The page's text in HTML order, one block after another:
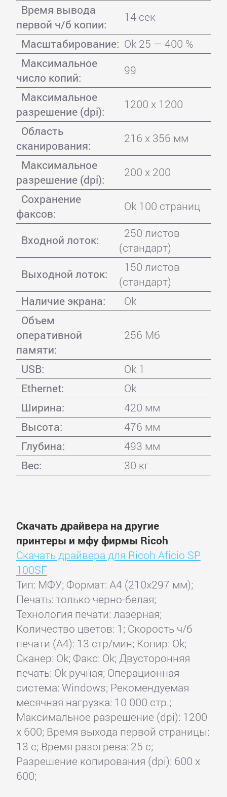
Время вывода
первой ч/б копии:
14 сек
Масштабирование: Ok 25 — 400 %
Максимальное
число копий:
99
Максимальное
разрешение (dpi):
1200 x 1200
Область
сканирования:
216 x 356 мм
Максимальное
разрешение (dpi):
200 x 200
Сохранение
факсов:
Ok 100 страниц
Входной лоток:
250 листов
(стандарт)
Выходной лоток:
150 листов
(стандарт)
Наличие экрана:
Ok
Объем
оперативной
памяти:
256 Мб
USB:
Ok 1
Ethernet:
Ok
Ширина:
420 мм
Высота:
476 мм
Глубина:
493 мм
Вес:
30 кг
Скачать драйвера на другие
принтеры и мфу фирмы Ricoh
Скачать драйвера для Ricoh Aficio SP
100SF
Тип: МФУ; Формат: A4 (210x297 мм);
Печать: только черно-белая;
Технология печати: лазерная;
Количество цветов: 1; Скорость ч/б
печати (А4): 13 стр/мин; Копир: Ok;
Сканер: Ok; Факс: Ok; Двусторонняя
печать: Ok ручная; Операционная
система: Windows; Рекомендуемая
месячная нагрузка: 10 000 стр.;
Максимальное разрешение (dpi): 1200
x 600; Время выхода первой страницы:
13 с; Время разогрева: 25 с;
Разрешение копирования (dpi): 600 x
600;